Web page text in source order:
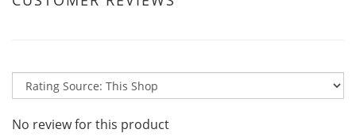
No review for this product